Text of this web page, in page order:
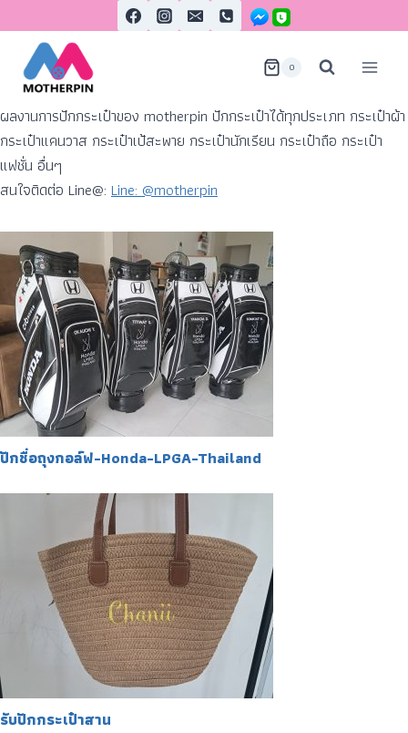
0
ผลงานการปักกระเป๋าของ motherpin ปักกระเป๋าได้ทุกประเภท กระเป๋าผ้า
กระเป๋าแคนวาส กระเป๋าเป้สะพาย กระเป๋านักเรียน กระเป๋าถือ กระเป๋า
แฟชั่น อื่นๆ
สนใจติดต่อ Line@: Line: @motherpin
ปักชื่อถุงกอล์ฟ-Honda-LPGA-Thailand
รับปักกระเป๋าสาน